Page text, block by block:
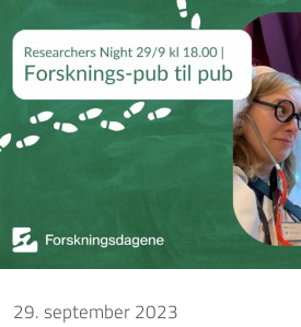
29. september 2023